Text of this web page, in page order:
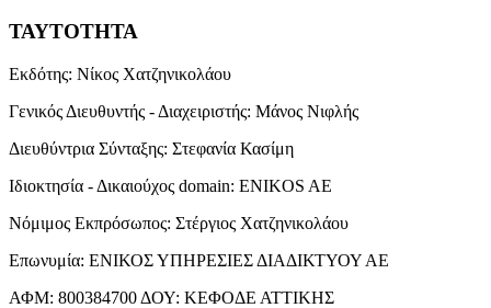
ΤΑΥΤΟΤΗΤΑ
Εκδότης: Νίκος Χατζηνικολάου
Γενικός Διευθυντής - Διαχειριστής: Μάνος Νιφλής
Διευθύντρια Σύνταξης: Στεφανία Κασίμη
Ιδιοκτησία - Δικαιούχος domain: ENIKOS AE
Νόμιμος Εκπρόσωπος: Στέργιος Χατζηνικολάου
Επωνυμία: ΕΝΙΚΟΣ ΥΠΗΡΕΣΙΕΣ ΔΙΑΔΙΚΤΥΟΥ ΑΕ
ΑΦΜ: 800384700 ΔΟΥ: ΚΕΦΟΔΕ ΑΤΤΙΚΗΣ